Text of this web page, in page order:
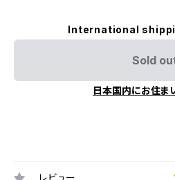
International
Sold
日本国内にお住ま
レビュー